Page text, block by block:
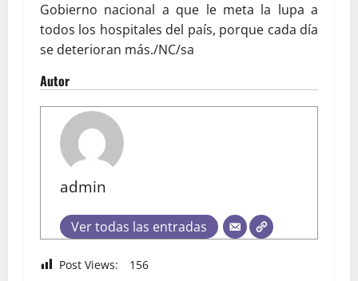
Gobierno nacional a que le meta la lupa a
todos los hospitales del país, porque cada día
se deterioran más./NC/sa
Autor
admin
Ver todas las entradas
Post Views: 156